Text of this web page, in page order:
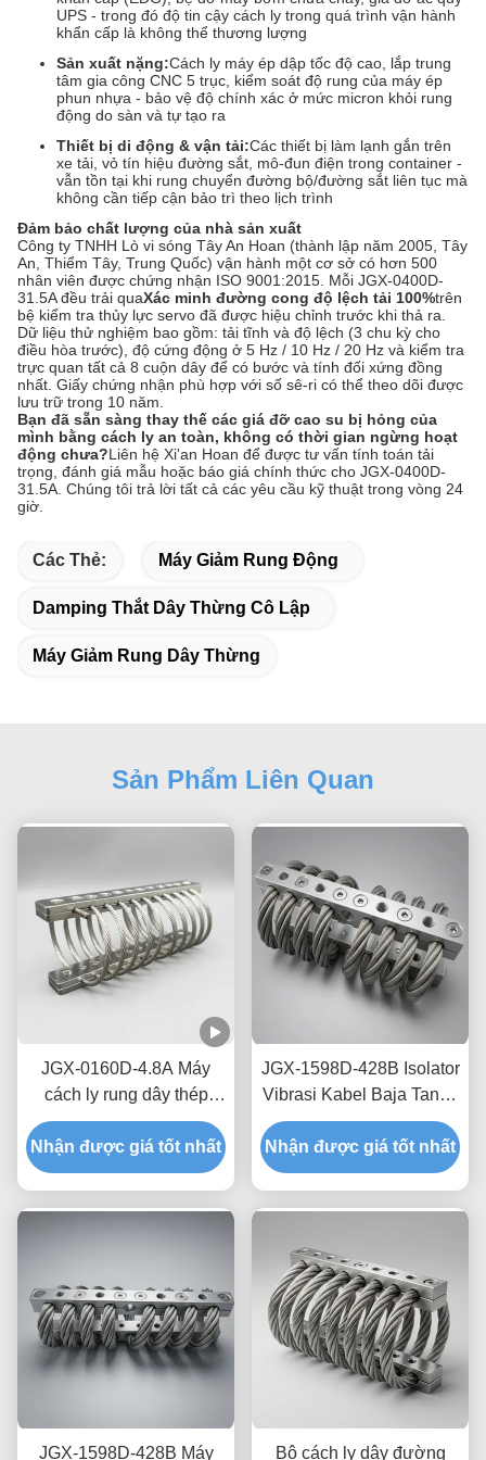
UPS - trong đó độ tin cậy cách ly trong quá trình vận hành
khẩn cấp là không thể thương lượng
Sản xuất nặng:Cách ly máy ép dập tốc độ cao, lắp trung
tâm gia công CNC 5 trục, kiểm soát độ rung của máy ép
phun nhựa - bảo vệ độ chính xác ở mức micron khỏi rung
động do sàn và tự tạo ra
Thiết bị di động & vận tải:Các thiết bị làm lạnh gắn trên
xe tải, vỏ tín hiệu đường sắt, mô-đun điện trong container -
vẫn tồn tại khi rung chuyển đường bộ/đường sắt liên tục mà
không cần tiếp cận bảo trì theo lịch trình
Đảm bảo chất lượng của nhà sản xuất
Công ty TNHH Lò vi sóng Tây An Hoan (thành lập năm 2005, Tây
An, Thiểm Tây, Trung Quốc) vận hành một cơ sở có hơn 500
nhân viên được chứng nhận ISO 9001:2015. Mỗi JGX-0400D-
31.5A đều trải quaXác minh đường cong độ lệch tải 100%trên
bệ kiểm tra thủy lực servo đã được hiệu chỉnh trước khi thả ra.
Dữ liệu thử nghiệm bao gồm: tải tĩnh và độ lệch (3 chu kỳ cho
điều hòa trước), độ cứng động ở 5 Hz / 10 Hz / 20 Hz và kiểm tra
trực quan tất cả 8 cuộn dây để có bước và tính đối xứng đồng
nhất. Giấy chứng nhận phù hợp với số sê-ri có thể theo dõi được
lưu trữ trong 10 năm.
Bạn đã sẵn sàng thay thế các giá đỡ cao su bị hỏng của
mình bằng cách ly an toàn, không có thời gian ngừng hoạt
động chưa?Liên hệ Xi'an Hoan để được tư vấn tính toán tải
trọng, đánh giá mẫu hoặc báo giá chính thức cho JGX-0400D-
31.5A. Chúng tôi trả lời tất cả các yêu cầu kỹ thuật trong vòng 24
giờ.
Các Thẻ: Máy Giảm Rung Động
Damping Thắt Dây Thừng Cô Lập
Máy Giảm Rung Dây Thừng
Sản Phẩm Liên Quan
JGX-0160D-4.8A Máy
cách ly rung dây thép
ngoài khơi không bảo trì
thép không gỉ
Nhận được giá tốt nhất
JGX-1598D-428B Isolator
Vibrasi Kabel Baja Tanpa
Creep Peredam Gesekan
Bebas Oli untuk
Perlindungan Pengiriman
Nhận được giá tốt nhất
JGX-1598D-428B Máy
Bộ cách ly dây đường